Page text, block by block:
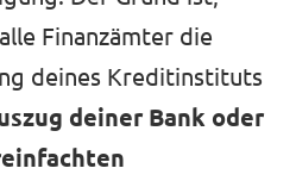
Finanzämter die
deines Kreditinstituts
deiner Bank oder